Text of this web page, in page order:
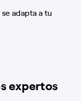
adapta a tu
expertos